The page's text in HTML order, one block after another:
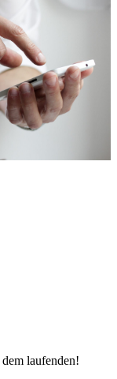
laufenden!